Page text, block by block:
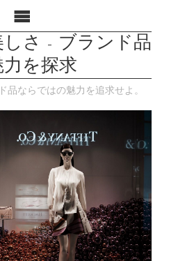
さ - ブランド品
力を探求
品ならではの魅力を追求せよ。